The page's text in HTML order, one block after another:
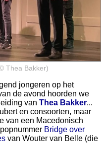
Thea Bakker)
jongeren op het
de avond hoorden we
van Thea Bakker...
en consoorten, maar
van een Macedonisch
Bridge over
van Wouter van Belle (die